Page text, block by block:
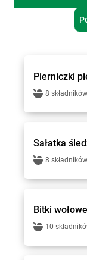
Pierniczki
8 składników
Sałatka
8 składników
Bitki wołowe
10